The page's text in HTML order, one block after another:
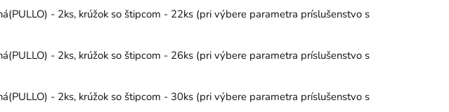
- 2ks, krúžok so štipcom - 22ks (pri výbere parametra príslušenstvo s
- 2ks, krúžok so štipcom - 26ks (pri výbere parametra príslušenstvo s
- 2ks, krúžok so štipcom - 30ks (pri výbere parametra príslušenstvo s